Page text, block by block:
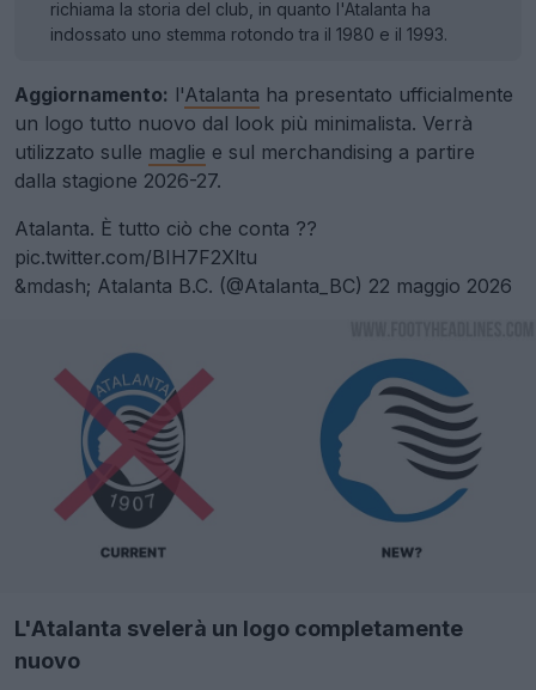
richiama la storia del club, in quanto l'Atalanta ha
indossato uno stemma rotondo tra il 1980 e il 1993.
Aggiornamento: l'Atalanta ha presentato ufficialmente
un logo tutto nuovo dal look più minimalista. Verrà
utilizzato sulle maglie e sul merchandising a partire
dalla stagione 2026-27.
Atalanta. È tutto ciò che conta ??
pic.twitter.com/BIH7F2Xltu
&mdash; Atalanta B.C. (@Atalanta_BC) 22 maggio 2026
L'Atalanta svelerà un logo completamente
nuovo